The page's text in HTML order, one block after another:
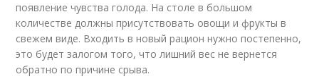
появление чувства голода. На столе в большом
количестве должны присутствовать овощи и фрукты в
свежем виде. Входить в новый рацион нужно постепенно,
это будет залогом того, что лишний вес не вернется
обратно по причине срыва.